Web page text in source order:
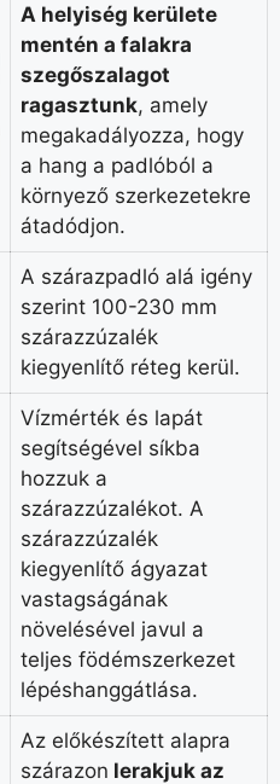
A helyiség kerülete
mentén a falakra
szegőszalagot
ragasztunk, amely
megakadályozza, hogy
a hang a padlóból a
környező szerkezetekre
átadódjon.
A szárazpadló alá igény
szerint 100-230 mm
szárazzúzalék
kiegyenlítő réteg kerül.
Vízmérték és lapát
segítségével síkba
hozzuk a
szárazzúzalékot. A
szárazzúzalék
kiegyenlítő ágyazat
vastagságának
növelésével javul a
teljes födémszerkezet
lépéshanggátlása.
Az előkészített alapra
szárazon lerakjuk az